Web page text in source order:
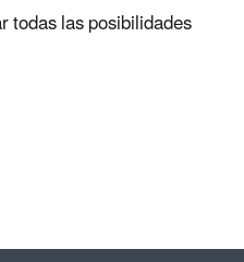
todas las posibilidades